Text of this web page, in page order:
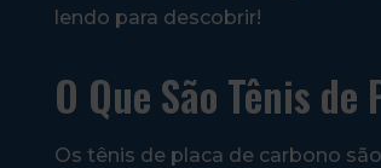
lendo para descobrir!
O Que São Tênis
Os tênis de placa de carbono